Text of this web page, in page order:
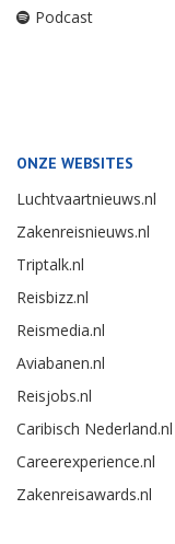
Podcast
ONZE WEBSITES
Luchtvaartnieuws.nl
Zakenreisnieuws.nl
Triptalk.nl
Reisbizz.nl
Reismedia.nl
Aviabanen.nl
Reisjobs.nl
Caribisch Nederland.nl
Careerexperience.nl
Zakenreisawards.nl